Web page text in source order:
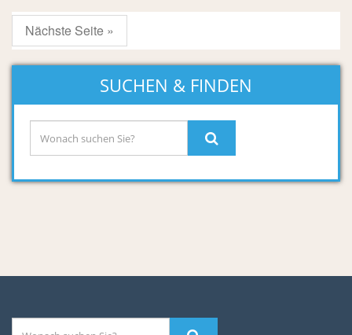
Nächste Seite »
SUCHEN & FINDEN